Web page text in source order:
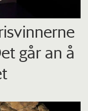
går an å